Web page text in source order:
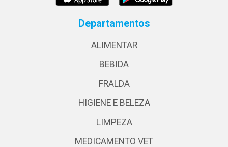
Departamentos
ALIMENTAR
BEBIDA
FRALDA
HIGIENE E BELEZA
LIMPEZA
MEDICAMENTO VET